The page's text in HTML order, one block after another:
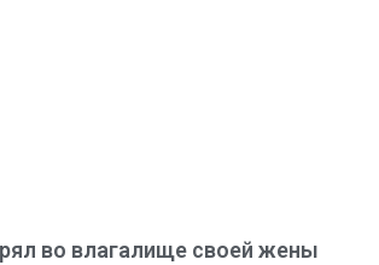
во влагалище своей жены